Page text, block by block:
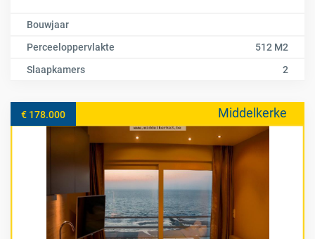
Bouwjaar
Perceeloppervlakte
512 M2
Slaapkamers
2
€ 178.000 Middelkerke